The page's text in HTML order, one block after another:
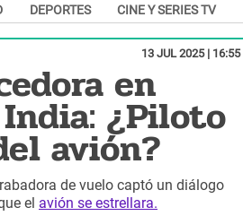
DEPORTES CINE Y SERIES TV
13 JUL 2025 | 16:55
en
¿Piloto
avión?
de vuelo captó un diálogo
el avión se estrellara.